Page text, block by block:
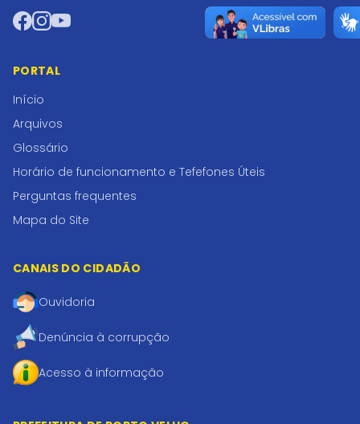
Facebook
Instagram
YouTube
PORTAL
Início
Arquivos
Glossário
Horário de funcionamento e Tefefones Úteis
Perguntas frequentes
Mapa do Site
CANAIS DO CIDADÃO
Ouvidoria
Denúncia à corrupção
Acesso à informação